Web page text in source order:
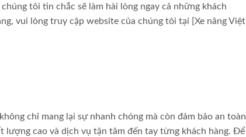
tôi tin chắc sẽ làm hài lòng ngay cả những khách
vui lòng truy cập website của chúng tôi tại [Xe nâng Việt
chỉ mang lại sự nhanh chóng mà còn đảm bảo an toàn
lượng cao và dịch vụ tận tâm đến tay từng khách hàng. Để